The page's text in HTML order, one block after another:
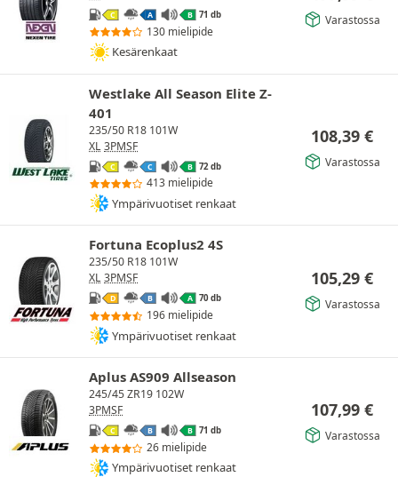
C A B 71 db
130 mielipide
Kesärenkaat
Varastossa
Westlake All Season Elite Z-
401
235/50 R18 101W
XL 3PMSF
C C B 72 db
413 mielipide
Ympärivuotiset renkaat
108,39 €
Varastossa
Fortuna Ecoplus2 4S
235/50 R18 101W
XL 3PMSF
D B A 70 db
196 mielipide
Ympärivuotiset renkaat
105,29 €
Varastossa
Aplus AS909 Allseason
245/45 ZR19 102W
3PMSF
C B B 71 db
26 mielipide
Ympärivuotiset renkaat
107,99 €
Varastossa